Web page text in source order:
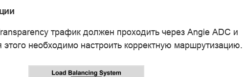
трафик должен проходить через Angie ADC и
необходимо настроить корректную маршрутизацию.